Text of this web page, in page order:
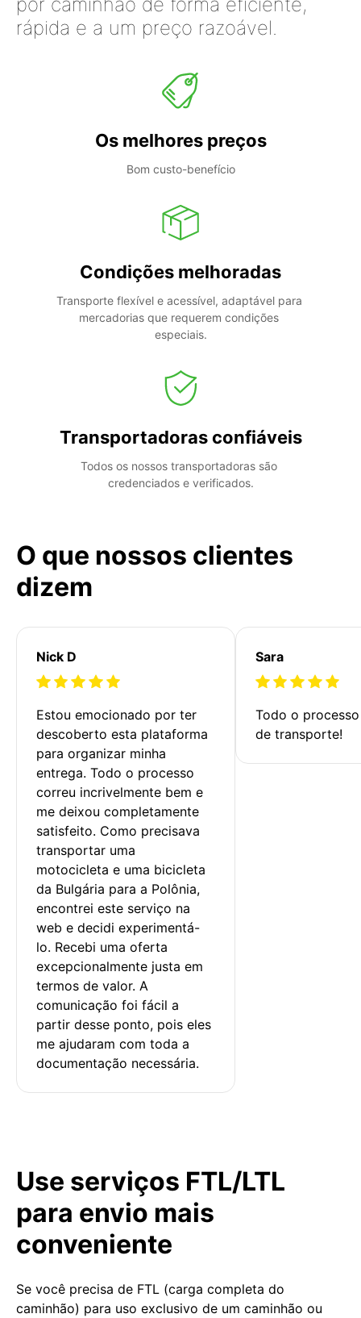
rápida e a um preço razoável.
Os melhores preços
Bom custo-benefício
Condições melhoradas
Transporte flexível e acessível, adaptável para
mercadorias que requerem condições
especiais.
Transportadoras confiáveis
Todos os nossos transportadoras são
credenciados e verificados.
O que nossos clientes
dizem
Nick D
Estou emocionado por ter
descoberto esta plataforma
para organizar minha
entrega. Todo o processo
correu incrivelmente bem e
me deixou completamente
satisfeito. Como precisava
transportar uma
motocicleta e uma bicicleta
da Bulgária para a Polônia,
encontrei este serviço na
web e decidi experimentá-
lo. Recebi uma oferta
excepcionalmente justa em
termos de valor. A
comunicação foi fácil a
partir desse ponto, pois eles
me ajudaram com toda a
documentação necessária.
Sara
Todo o
de transporte!
Use serviços FTL/LTL
para envio mais
conveniente
Se você precisa de FTL (carga completa do
caminhão) para uso exclusivo de um caminhão ou